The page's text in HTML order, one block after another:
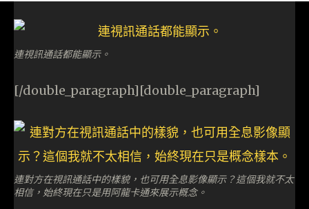
連視訊通話都能顯示。
[/double_paragraph][double_paragraph]
連對方在視訊通話中的樣貌，也可用全息影像顯示？這個我就不太
相信，始終現在只是用阿龍卡通來展示概念。